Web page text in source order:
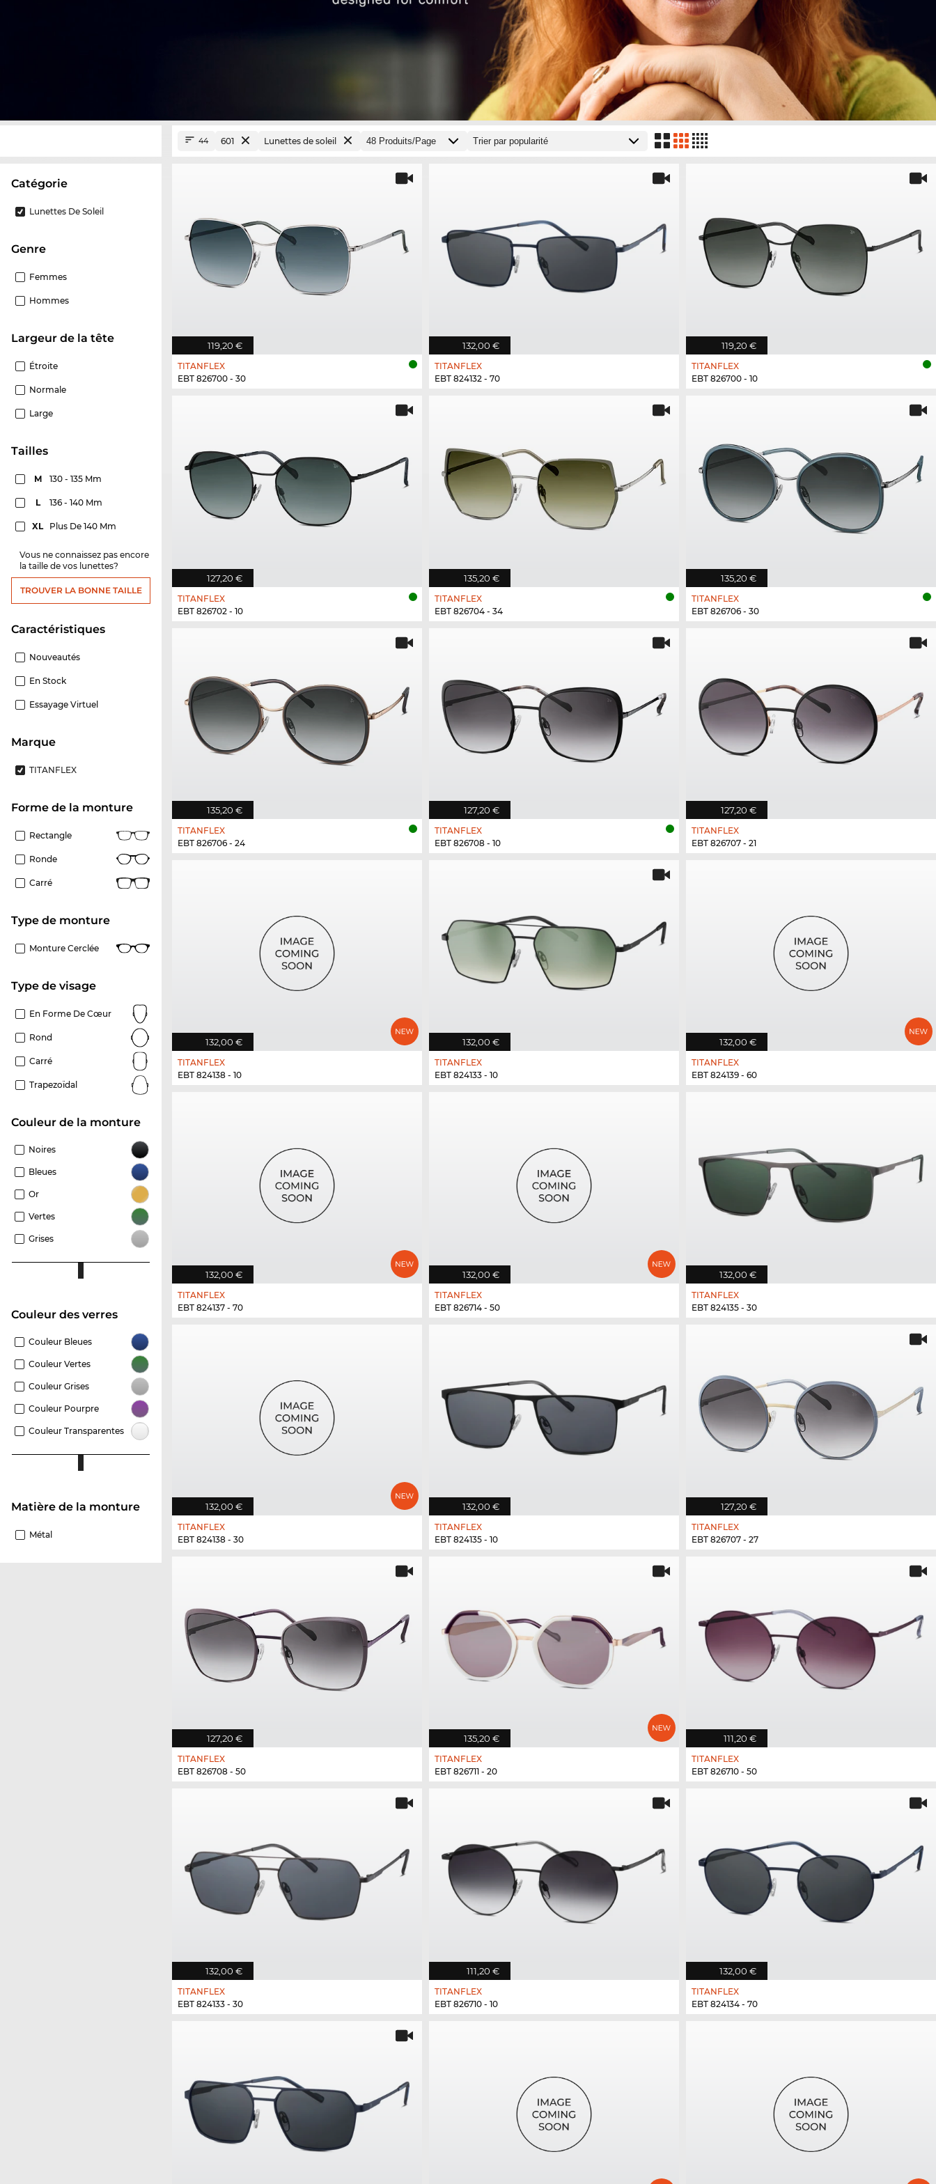
Catégorie
Lunettes De Soleil
Genre
Femmes
Hommes
Largeur de la tête
Étroite
Normale
Large
Tailles
M 130 - 135 Mm
L 136 - 140 Mm
XL Plus De 140 Mm
Vous ne connaissez pas encore
la taille de vos lunettes?
TROUVER LA BONNE TAILLE
Caractéristiques
Nouveautés
En Stock
Essayage Virtuel
Marque
TITANFLEX
Forme de la monture
Rectangle
Ronde
Carré
Type de monture
Monture Cerclée
Type de visage
En Forme De Cœur
Rond
Carré
Trapezoïdal
Couleur de la monture
Noires
Bleues
Or
Vertes
Grises
Couleur des verres
Couleur Bleues
Couleur Vertes
Couleur Grises
Couleur Pourpre
Couleur Transparentes
Matière de la monture
Métal
44 601 Lunettes de soleil
119,20 €
TITANFLEX
EBT 826700 - 30
132,00 €
TITANFLEX
EBT 824132 - 70
119,20 €
TITANFLEX
EBT 826700 - 10
127,20 €
TITANFLEX
EBT 826702 - 10
135,20 €
TITANFLEX
EBT 826704 - 34
135,20 €
TITANFLEX
EBT 826706 - 30
135,20 €
TITANFLEX
EBT 826706 - 24
127,20 €
TITANFLEX
EBT 826708 - 10
127,20 €
TITANFLEX
EBT 826707 - 21
132,00 €
TITANFLEX
EBT 824138 - 10
132,00 €
TITANFLEX
EBT 824133 - 10
132,00 €
TITANFLEX
EBT 824139 - 60
132,00 €
TITANFLEX
EBT 824137 - 70
132,00 €
TITANFLEX
EBT 826714 - 50
132,00 €
TITANFLEX
EBT 824135 - 30
132,00 €
TITANFLEX
EBT 824138 - 30
132,00 €
TITANFLEX
EBT 824135 - 10
127,20 €
TITANFLEX
EBT 826707 - 27
127,20 €
TITANFLEX
EBT 826708 - 50
135,20 €
TITANFLEX
EBT 826711 - 20
111,20 €
TITANFLEX
EBT 826710 - 50
132,00 €
TITANFLEX
EBT 824133 - 30
111,20 €
TITANFLEX
EBT 826710 - 10
132,00 €
TITANFLEX
EBT 824134 - 70